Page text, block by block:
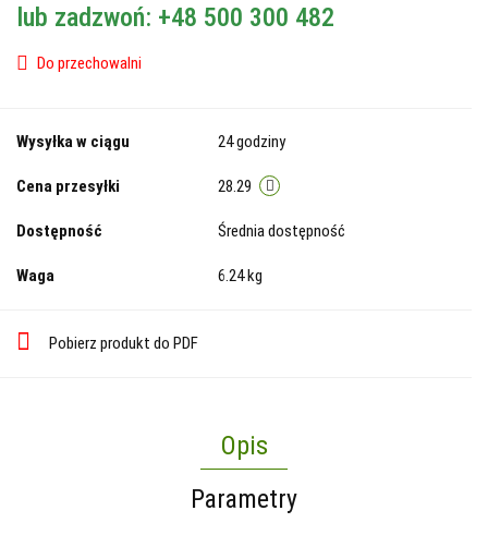
lub zadzwoń: +48 500 300 482
Do przechowalni
Wysyłka w ciągu 24 godziny
Cena przesyłki 28.29
Dostępność Średnia dostępność
Waga 6.24 kg
Pobierz produkt do PDF
Opis
Parametry